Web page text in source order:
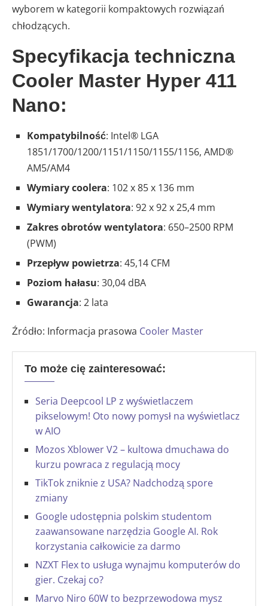
wyborem w kategorii kompaktowych rozwiązań
chłodzących.
Specyfikacja techniczna
Cooler Master Hyper 411
Nano:
Kompatybilność: Intel® LGA
1851/1700/1200/1151/1150/1155/1156, AMD®
AM5/AM4
Wymiary coolera: 102 x 85 x 136 mm
Wymiary wentylatora: 92 x 92 x 25,4 mm
Zakres obrotów wentylatora: 650–2500 RPM
(PWM)
Przepływ powietrza: 45,14 CFM
Poziom hałasu: 30,04 dBA
Gwarancja: 2 lata
Źródło: Informacja prasowa Cooler Master
To może cię zainteresować:
Seria Deepcool LP z wyświetlaczem
pikselowym! Oto nowy pomysł na wyświetlacz
w AIO
Mozos Xblower V2 – kultowa dmuchawa do
kurzu powraca z regulacją mocy
TikTok zniknie z USA? Nadchodzą spore
zmiany
Google udostępnia polskim studentom
zaawansowane narzędzia Google AI. Rok
korzystania całkowicie za darmo
NZXT Flex to usługa wynajmu komputerów do
gier. Czekaj co?
Marvo Niro 60W to bezprzewodowa mysz